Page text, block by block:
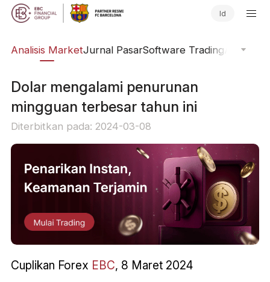
Id
Analisis MarketJurnal PasarSoftware Trading Aliran
Dolar mengalami penurunan
mingguan terbesar tahun ini
Diterbitkan pada: 2024-03-08
Cuplikan Forex EBC, 8 Maret 2024